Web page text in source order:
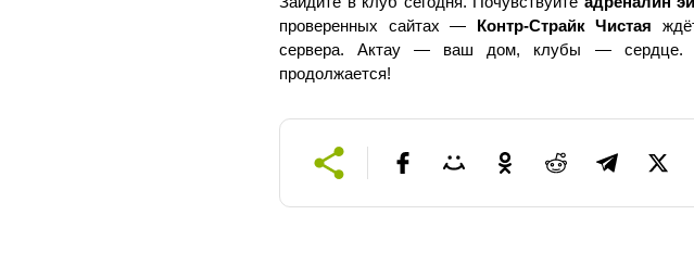
проверенных сайтах —
Контр-Страйк Чистая
сервера. Актау — ваш дом, клубы — сердце.
продолжается!